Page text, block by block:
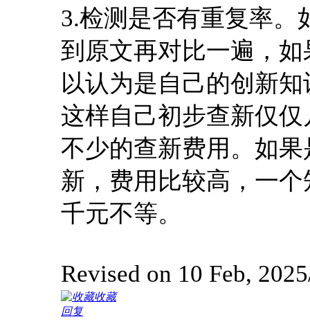
3.检测是否有重复率。
到原文再对比一遍，
以认为是自己的创新
这样自己初步查新仅
不少的查新费用。如
新，费用比较高，一
千元不等。
Revised on 10 Feb,
收藏
回复